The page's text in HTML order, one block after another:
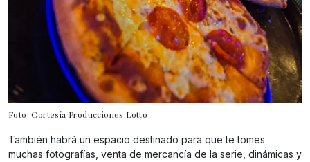
Foto: Cortesía Producciones Lotto
También habrá un espacio destinado para que te tomes
muchas fotografías, venta de mercancía de la serie, dinámicas y